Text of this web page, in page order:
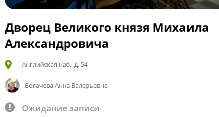
Дворец Великого князя Михаила
Александровича
Английская наб., д. 54
Богачева Анна Валерьевна
Ожидание записи